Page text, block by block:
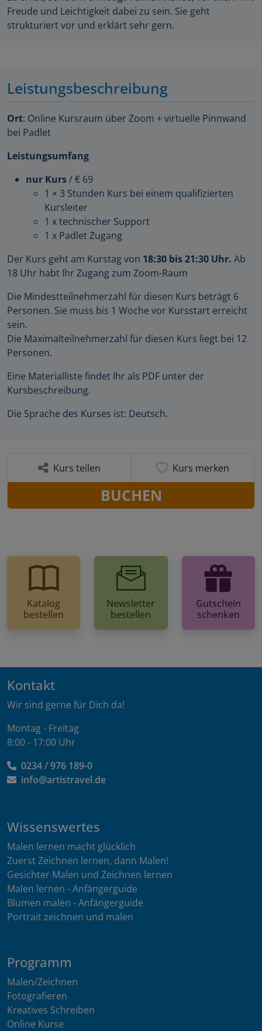
Freude und Leichtigkeit dabei zu sein. Sie geht
strukturiert vor und erklärt sehr gern.
Leistungsbeschreibung
Ort: Online Kursraum über Zoom + virtuelle Pinnwand
bei Padlet
Leistungsumfang
nur Kurs/ € 69
1 × 3 Stunden Kurs bei einem qualifizierten
Kursleiter
1 x technischer Support
1 x Padlet Zugang
Der Kurs geht am Kurstag von 18:30 bis 21:30 Uhr. Ab
18 Uhr habt Ihr Zugang zum Zoom-Raum
Die Mindestteilnehmerzahl für diesen Kurs beträgt 6
Personen. Sie muss bis 1 Woche vor Kursstart erreicht
sein.
Die Maximalteilnehmerzahl für diesen Kurs liegt bei 12
Personen.
Eine Materialliste findet Ihr als PDF unter der
Kursbeschreibung.
Die Sprache des Kurses ist: Deutsch.
Kurs teilen Kurs merken
BUCHEN
Katalog
bestellen
Newsletter
bestellen
Gutschein
schenken
Kontakt
Wir sind gerne für Dich da!
Montag - Freitag
8:00 - 17:00 Uhr
0234 / 976 189-0
info@artistravel.de
Wissenswertes
Malen lernen macht glücklich
Zuerst Zeichnen lernen, dann Malen!
Gesichter Malen und Zeichnen lernen
Malen lernen - Anfängerguide
Blumen malen - Anfängerguide
Portrait zeichnen und malen
Programm
Malen/Zeichnen
Fotografieren
Kreatives Schreiben
Online Kurse